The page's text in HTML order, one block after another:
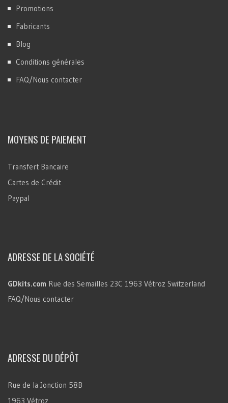
Promotions
Fabricants
Blog
Conditions générales
FAQ/Nous contacter
MOYENS DE PAIEMENT
Transfert Bancaire
Cartes de Crédit
Paypal
ADRESSE DE LA SOCIÉTÉ
GDkits.com Rue des Semailles 23C 1963 Vétroz Switzerland
FAQ/Nous contacter
ADRESSE DU DÉPÔT
Rue de la Jonction 58B
1963 Vétroz